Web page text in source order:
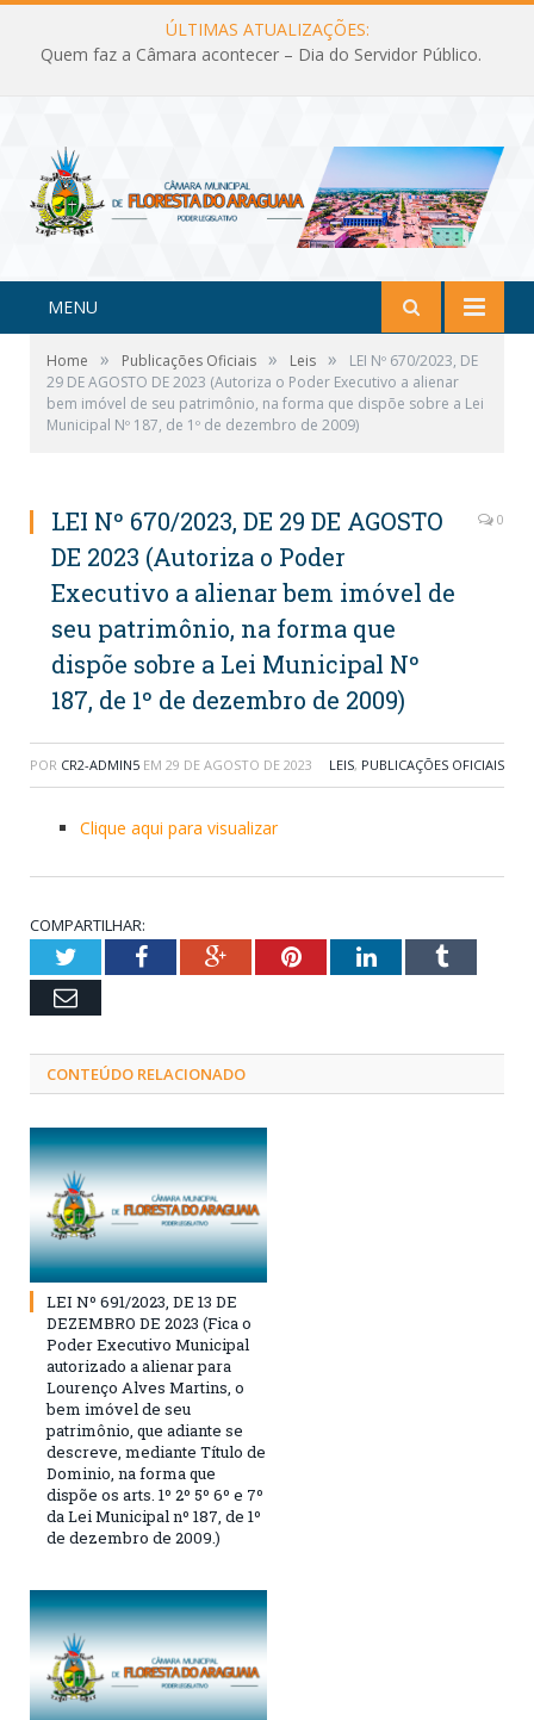
ÚLTIMAS ATUALIZAÇÕES:
Quem faz a Câmara acontecer – Dia do Servidor Público.
MENU
Home » Publicações Oficiais » Leis »
LEI Nº 670/2023, DE
29 DE AGOSTO DE 2023 (Autoriza o Poder Executivo a alienar
bem imóvel de seu patrimônio, na forma que dispõe sobre a Lei
Municipal Nº 187, de 1º de dezembro de 2009)
LEI Nº 670/2023, DE 29 DE AGOSTO
DE 2023 (Autoriza o Poder
Executivo a alienar bem imóvel de
seu patrimônio, na forma que
dispõe sobre a Lei Municipal Nº
187, de 1º de dezembro de 2009)
0
POR CR2-ADMIN5 EM 29 DE AGOSTO DE 2023 LEIS, PUBLICAÇÕES OFICIAIS
Clique aqui para visualizar
COMPARTILHAR:
TwitterFacebookGoogle+PinterestLinkedInTumblr
Email
CONTEÚDO RELACIONADO
LEI Nº 691/2023, DE 13 DE
DEZEMBRO DE 2023 (Fica o
Poder Executivo Municipal
autorizado a alienar para
Lourenço Alves Martins, o
bem imóvel de seu
patrimônio, que adiante se
descreve, mediante Título de
Dominio, na forma que
dispõe os arts. 1º 2º 5º 6º e 7º
da Lei Municipal nº 187, de 1º
de dezembro de 2009.)